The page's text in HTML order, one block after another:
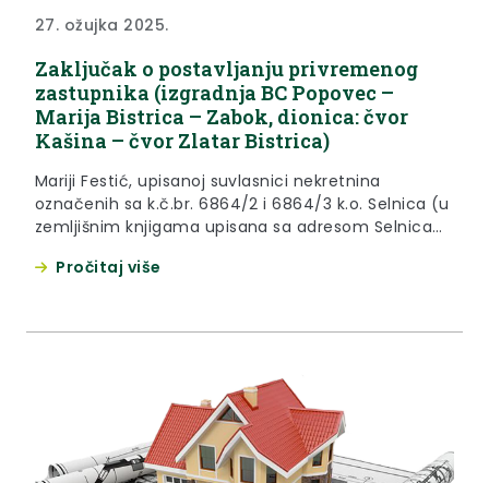
27. ožujka 2025.
Zaključak o postavljanju privremenog
zastupnika (izgradnja BC Popovec –
Marija Bistrica – Zabok, dionica: čvor
Kašina – čvor Zlatar Bistrica)
Mariji Festić, upisanoj suvlasnici nekretnina
označenih sa k.č.br. 6864/2 i 6864/3 k.o. Selnica (u
zemljišnim knjigama upisana sa adresom Selnica
privremeni zastupnik u osobi odvjetnika Josipa
Pročitaj više